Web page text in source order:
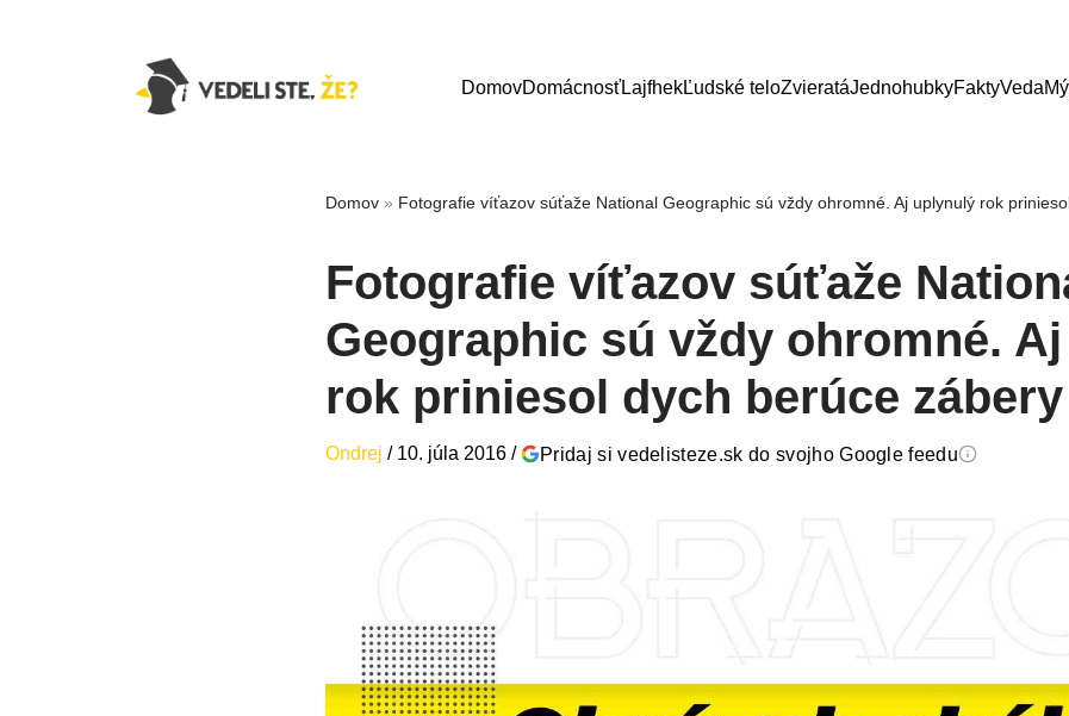
DomovDomácnosťLajfhekĽudské teloZvieratáJednohubkyFaktyVeda
Domov » Fotografie víťazov súťaže National Geographic sú vždy ohromné. Aj uplynulý rok
Fotografie víťazov súťaže
Geographic sú vždy ohromné.
rok priniesol dych berúce zábery
Ondrej / 10. júla 2016 / Pridaj si vedelisteze.sk do svojho Google feedu